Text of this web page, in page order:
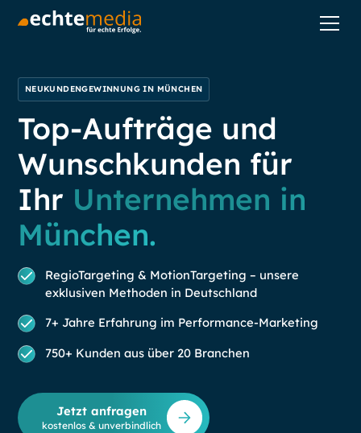
NEUKUNDENGEWINNUNG IN MÜNCHEN
Top-Aufträge und
Wunschkunden für
Ihr Unternehmen in
München.
RegioTargeting & MotionTargeting – unsere
exklusiven Methoden in Deutschland
7+ Jahre Erfahrung im Performance-Marketing
750+ Kunden aus über 20 Branchen
Jetzt anfragen
kostenlos & unverbindlich